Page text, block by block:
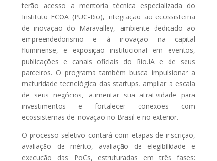
terão acesso a mentoria técnica especializada do
Instituto ECOA (PUC-Rio), integração ao ecossistema
de inovação do Maravalley, ambiente dedicado ao
empreendedorismo e à inovação na capital
fluminense, e exposição institucional em eventos,
publicações e canais oficiais do Rio.IA e de seus
parceiros. O programa também busca impulsionar a
maturidade tecnológica das startups, ampliar a escala
de seus negócios, aumentar sua atratividade para
investimentos e fortalecer conexões com
ecossistemas de inovação no Brasil e no exterior.
O processo seletivo contará com etapas de inscrição,
avaliação de mérito, avaliação de elegibilidade e
execução das PoCs, estruturadas em três fases: